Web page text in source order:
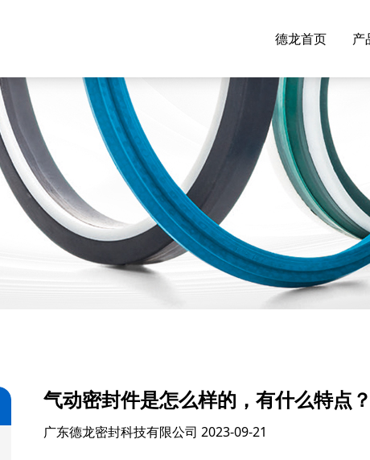
德龙首页 产
气动密封件是怎么样的，有什么特点？
广东德龙密封科技有限公司 2023-09-21